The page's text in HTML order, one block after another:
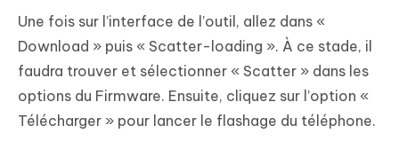
Une fois sur l’interface de l’outil, allez dans «
Download » puis « Scatter-loading ». À ce stade, il
faudra trouver et sélectionner « Scatter » dans les
options du Firmware. Ensuite, cliquez sur l’option «
Télécharger » pour lancer le flashage du téléphone.